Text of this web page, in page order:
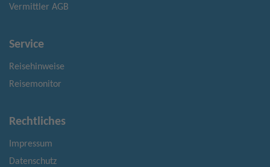
Vermittler AGB
Service
Reisehinweise
Reisemonitor
Rechtliches
Impressum
Datenschutz